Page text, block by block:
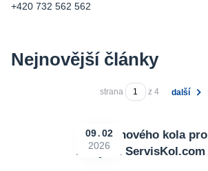
+420 732 562 562
Nejnovější články
strana z 4 další
Repase nového kola pro
firmy od ServisKol.com
09 02
2026